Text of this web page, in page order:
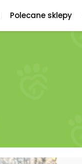
Polecane sklepy